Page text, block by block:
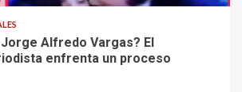
Alfredo Vargas? El
enfrenta un proceso